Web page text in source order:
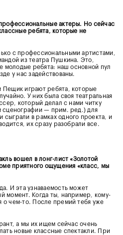
актеры. Но сейчас
ребята, которые не
с профессиональными артистами,
из театра Пушкина. Это,
молодые ребята: наш основной пул
у нас задействованы.
Пещик играют ребята, которые
У них была своя театральная
который делал с нами читку
сценографии — прим. ред.) для
в рамках одного проекта, и
их сразу разобрали все.
вошел в лонг-лист «Золотой
приятного ощущения «класс, мы
И эта узнаваемость может
момент. Когда ты, например, кому-
о чем-то. После премий тебя уже
а мы их ищем сейчас очень
новые классные спектакли. При